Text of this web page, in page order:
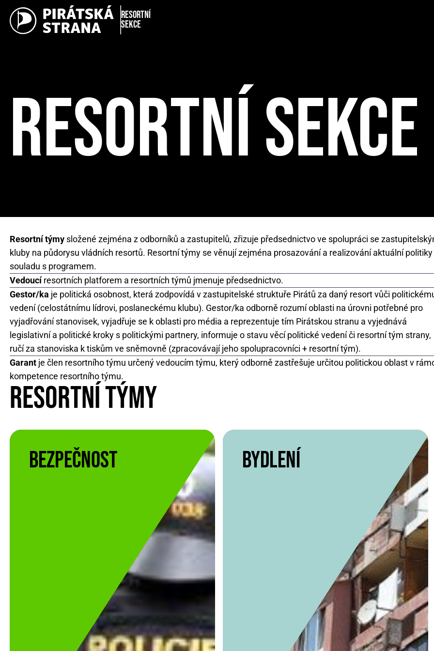
Resortní
sekce
RESORTNÍ SEKCE
Resortní týmy složené zejména z odborníků a zastupitelů, zřizuje předsednictvo ve spolupráci se
kluby na půdorysu vládních resortů. Resortní týmy se věnují zejména prosazování a realizování aktuální politiky
souladu s programem.
Vedoucí resortních platforem a resortních týmů jmenuje předsednictvo.
Gestor/ka je politická osobnost, která zodpovídá v zastupitelské struktuře Pirátů za daný resort vůči
vedení (celostátnímu lídrovi, poslaneckému klubu). Gestor/ka odborně rozumí oblasti na úrovni potřebné pro
vyjadřování stanovisek, vyjadřuje se k oblasti pro média a reprezentuje tím Pirátskou stranu a vyjednává
legislativní a politické kroky s politickými partnery, informuje o stavu věcí politické vedení či resortní tým strany,
ručí za stanoviska k tiskům ve sněmovně (zpracovávají jeho spolupracovníci + resortní tým).
Garant je člen resortního týmu určený vedoucím týmu, který odborně zastřešuje určitou politickou oblast v
kompetence resortního týmu.
RESORTNÍ TÝMY
BezpečnostBezpečnost Bydlení